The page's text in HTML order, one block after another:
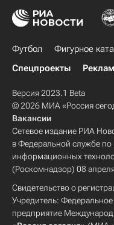
Футбол Фигурное
Спецпроекты
Версия 2023.1 Beta
© 2026 МИА «Россия
Вакансии
Сетевое издание РИА
в Федеральной службе по
информационных
(Роскомнадзор) 08
Свидетельство о
Учредитель: Федеральное
предприятие